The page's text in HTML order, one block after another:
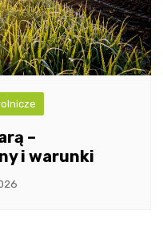
–
i warunki